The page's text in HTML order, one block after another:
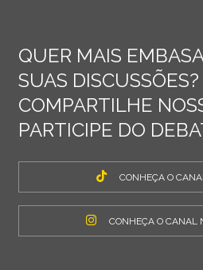
QUER MAIS
SUAS DISCUSSÕES?
COMPARTILHE
PARTICIPE DO
CONHEÇA O
CONHEÇA O CANAL